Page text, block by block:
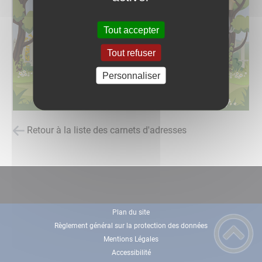
Retour à la liste des carnets d'adresses
Plan du site
Règlement général sur la protection des données
Mentions Légales
Accessibilité
Tout accepter
Tout refuser
Personnaliser